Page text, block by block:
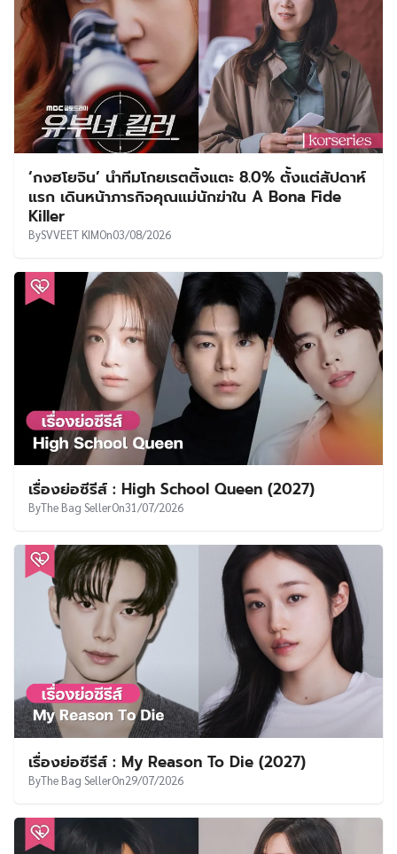
‘กงฮโยจิน’ นำทีมโกยเรตติ้งแตะ 8.0% ตั้งแต่สัปดาห์
แรก เดินหน้าภารกิจคุณแม่นักฆ่าใน A Bona Fide
Killer
BySVVEET KIMOn03/08/2026
เรื่องย่อซีรีส์ : High School Queen (2027)
ByThe Bag SellerOn31/07/2026
เรื่องย่อซีรีส์ : My Reason To Die (2027)
ByThe Bag SellerOn29/07/2026